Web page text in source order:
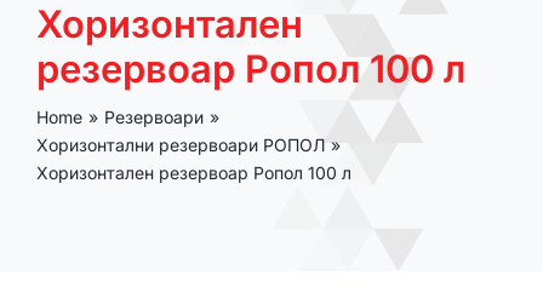
За нас
Производи
Контакт
Хоризонтален
резервоар Ропол 100 л
Home
Резервоари
Хоризонтални резервоари РОПОЛ
Хоризонтален резервоар Ропол 100 л